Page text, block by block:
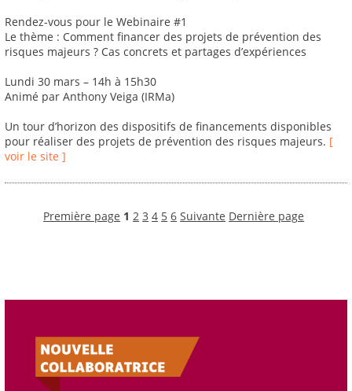
Rendez-vous pour le Webinaire #1
Le thème : Comment financer des projets de prévention des
risques majeurs ? Cas concrets et partages d’expériences
Lundi 30 mars – 14h à 15h30
Animé par Anthony Veiga (IRMa)
Un tour d’horizon des dispositifs de financements disponibles
pour réaliser des projets de prévention des risques majeurs. [
voir le site ]
Première page 1 2 3 4 5 6 Suivante Dernière page